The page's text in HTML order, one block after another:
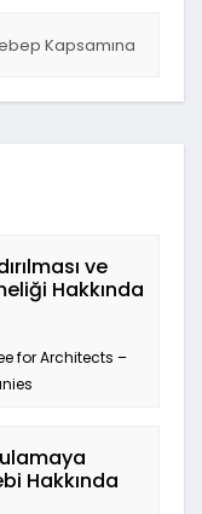
Kapsamına
ve
Hakkında
for Architects –
Hakkında